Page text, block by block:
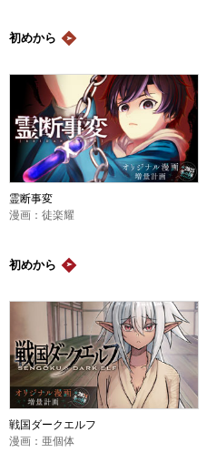
初めから
霊断事変
漫画：徒楽耀
初めから
戦国ダークエルフ
漫画：亜個体